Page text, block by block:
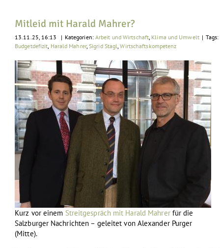
Mitleid mit Harald Mahrer?
13.11.25, 16:13 | Kategorien: Arbeit und Wirtschaft Klima und Umwelt | Tags:
Budgetdefizit Harald Mahrer, Sigrid Stagl ,Wirtschaftskompetenz
Kurz vor einem Streitgespräch mit Harald Mahrerfür die
Salzburger Nachrichten – geleitet von Alexander Purger
(Mitte).